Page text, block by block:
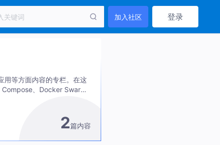
加入社区 登录
用等方面内容的专栏。在这
、Docker Swarm
本专栏都会为你提供有价
2篇内容